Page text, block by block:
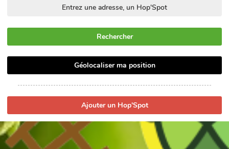
Rechercher
Géolocaliser ma position
Ajouter un Hop'Spot